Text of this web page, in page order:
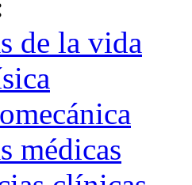
de la vida
médicas